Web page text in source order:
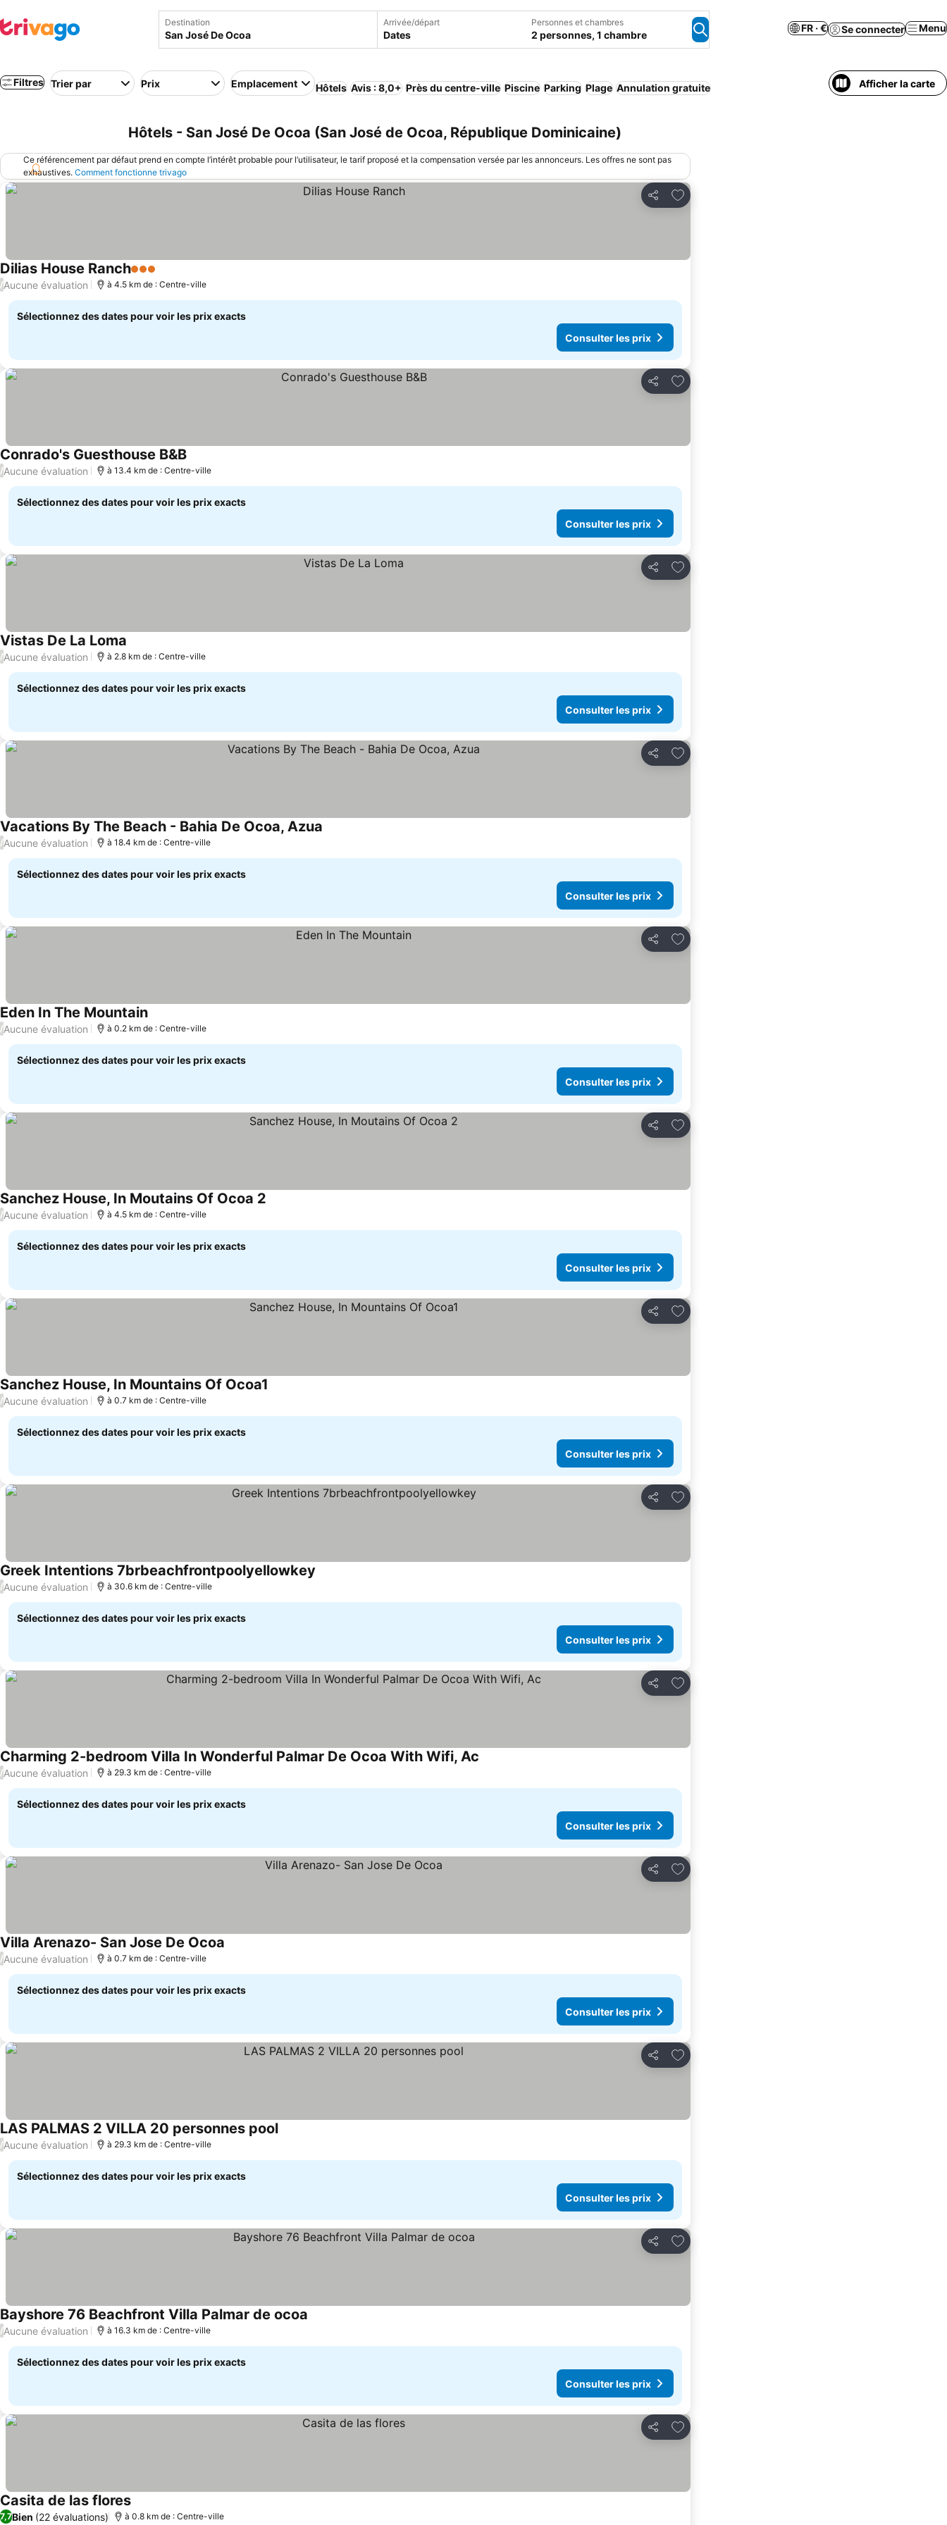
Destination Arrivée/départ
Dates
Personnes et chambres
2 personnes, 1 chambre
FR · € Se connecter Menu
Filtres Trier par Prix Emplacement Hôtels Avis : 8,0+ Près du centre-ville Piscine Parking Plage Annulation gratuite Afficher la carte
Hôtels - San José De Ocoa (San José de Ocoa, République Dominicaine)
Ce référencement par défaut prend en compte l’intérêt probable pour l’utilisateur, le tarif proposé et la compensation versée par les annonceurs. Les offres ne sont pas
exhaustives. Comment fonctionne trivago
Partager
Ajouter à mes favoris
Dilias House Ranch3 Étoiles
/Aucune évaluation à 4.5 km de : Centre-ville
Sélectionnez des dates pour voir les prix exacts
Consulter les prix
Partager
Ajouter à mes favoris
Conrado's Guesthouse B&B
/Aucune évaluation à 13.4 km de : Centre-ville
Sélectionnez des dates pour voir les prix exacts
Consulter les prix
Partager
Ajouter à mes favoris
Vistas De La Loma
/Aucune évaluation à 2.8 km de : Centre-ville
Sélectionnez des dates pour voir les prix exacts
Consulter les prix
Partager
Ajouter à mes favoris
Vacations By The Beach - Bahia De Ocoa, Azua
/Aucune évaluation à 18.4 km de : Centre-ville
Sélectionnez des dates pour voir les prix exacts
Consulter les prix
Partager
Ajouter à mes favoris
Eden In The Mountain
/Aucune évaluation à 0.2 km de : Centre-ville
Sélectionnez des dates pour voir les prix exacts
Consulter les prix
Partager
Ajouter à mes favoris
Sanchez House, In Moutains Of Ocoa 2
/Aucune évaluation à 4.5 km de : Centre-ville
Sélectionnez des dates pour voir les prix exacts
Consulter les prix
Partager
Ajouter à mes favoris
Sanchez House, In Mountains Of Ocoa1
/Aucune évaluation à 0.7 km de : Centre-ville
Sélectionnez des dates pour voir les prix exacts
Consulter les prix
Partager
Ajouter à mes favoris
Greek Intentions 7brbeachfrontpoolyellowkey
/Aucune évaluation à 30.6 km de : Centre-ville
Sélectionnez des dates pour voir les prix exacts
Consulter les prix
Partager
Ajouter à mes favoris
Charming 2-bedroom Villa In Wonderful Palmar De Ocoa With Wifi, Ac
/Aucune évaluation à 29.3 km de : Centre-ville
Sélectionnez des dates pour voir les prix exacts
Consulter les prix
Partager
Ajouter à mes favoris
Villa Arenazo- San Jose De Ocoa
/Aucune évaluation à 0.7 km de : Centre-ville
Sélectionnez des dates pour voir les prix exacts
Consulter les prix
Partager
Ajouter à mes favoris
LAS PALMAS 2 VILLA 20 personnes pool
/Aucune évaluation à 29.3 km de : Centre-ville
Sélectionnez des dates pour voir les prix exacts
Consulter les prix
Partager
Ajouter à mes favoris
Bayshore 76 Beachfront Villa Palmar de ocoa
/Aucune évaluation à 16.3 km de : Centre-ville
Sélectionnez des dates pour voir les prix exacts
Consulter les prix
Partager
Ajouter à mes favoris
Casita de las flores
7,7Bien (22 évaluations) à 0.8 km de : Centre-ville